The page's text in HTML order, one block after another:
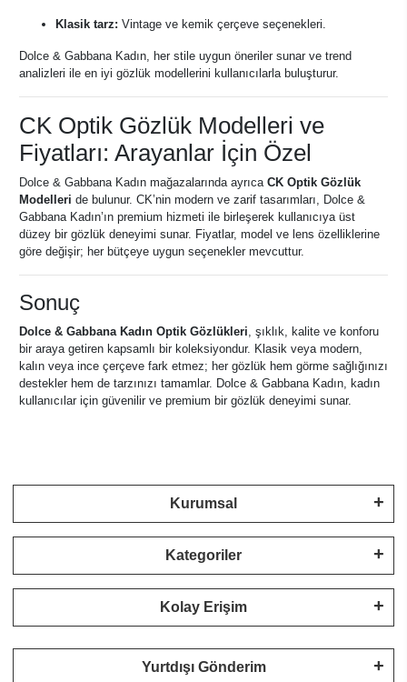
Klasik tarz: Vintage ve kemik çerçeve seçenekleri.
Dolce & Gabbana Kadın, her stile uygun öneriler sunar ve trend
analizleri ile en iyi gözlük modellerini kullanıcılarla buluşturur.
CK Optik Gözlük Modelleri ve
Fiyatları: Arayanlar İçin Özel
Dolce & Gabbana Kadın mağazalarında ayrıca CK Optik Gözlük
Modelleri de bulunur. CK’nin modern ve zarif tasarımları, Dolce &
Gabbana Kadın’ın premium hizmeti ile birleşerek kullanıcıya üst
düzey bir gözlük deneyimi sunar. Fiyatlar, model ve lens özelliklerine
göre değişir; her bütçeye uygun seçenekler mevcuttur.
Sonuç
Dolce & Gabbana Kadın Optik Gözlükleri, şıklık, kalite ve konforu
bir araya getiren kapsamlı bir koleksiyondur. Klasik veya modern,
kalın veya ince çerçeve fark etmez; her gözlük hem görme sağlığınızı
destekler hem de tarzınızı tamamlar. Dolce & Gabbana Kadın, kadın
kullanıcılar için güvenilir ve premium bir gözlük deneyimi sunar.
Kurumsal
Kategoriler
Kolay Erişim
Yurtdışı Gönderim